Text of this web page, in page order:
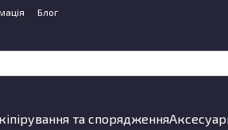
Блог
та спорядження